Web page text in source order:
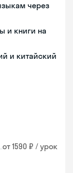
через
и книги на
и китайский
от 1590 ₽ / урок